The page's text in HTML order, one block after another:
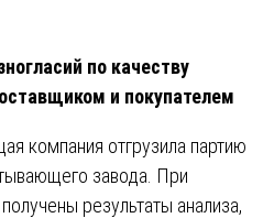
по качеству
и покупателем
компания отгрузила партию
завода. При
результаты анализа,